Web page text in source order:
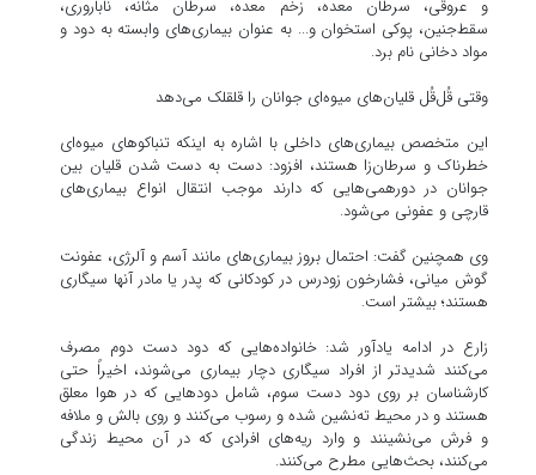
و عروقی، سرطان معده، زخم معده، سرطان مثانه، ناباروری،
سقط‌جنین، پوکی استخوان و... به عنوان بیماری‌های وابسته به دود و
مواد دخانی نام برد.
وقتی قُل‌قُل قلیان‌های میوه‌ای جوانان را قلقلک می‌دهد
این متخصص بیماری‌های داخلی با اشاره به اینکه تنباکوهای میوه‌ای
خطرناک و سرطان‌زا هستند، افزود: دست به دست شدن قلیان بین
جوانان در دورهمی‌هایی که دارند موجب انتقال انواع بیماری‌های
قارچی و عفونی می‌شود.
وی همچنین گفت: احتمال بروز بیماری‌های مانند آسم و آلرژی، عفونت
گوش میانی، فشارخون زودرس در کودکانی که پدر یا مادر آنها سیگاری
هستند؛ بیشتر است.
زارع در ادامه یادآور شد: خانواده‌هایی که دود دست دوم مصرف
می‌کنند شدیدتر از افراد سیگاری دچار بیماری می‌شوند، اخیراً حتی
کارشناسان بر روی دود دست سوم، شامل دودهایی که در هوا معلق
هستند و در محیط ته‌نشین شده و رسوب می‌کنند و روی بالش و ملافه
و فرش می‌نشینند و وارد ریه‌های افرادی که در آن محیط زندگی
می‌کنند، بحث‌هایی مطرح می‌کنند.